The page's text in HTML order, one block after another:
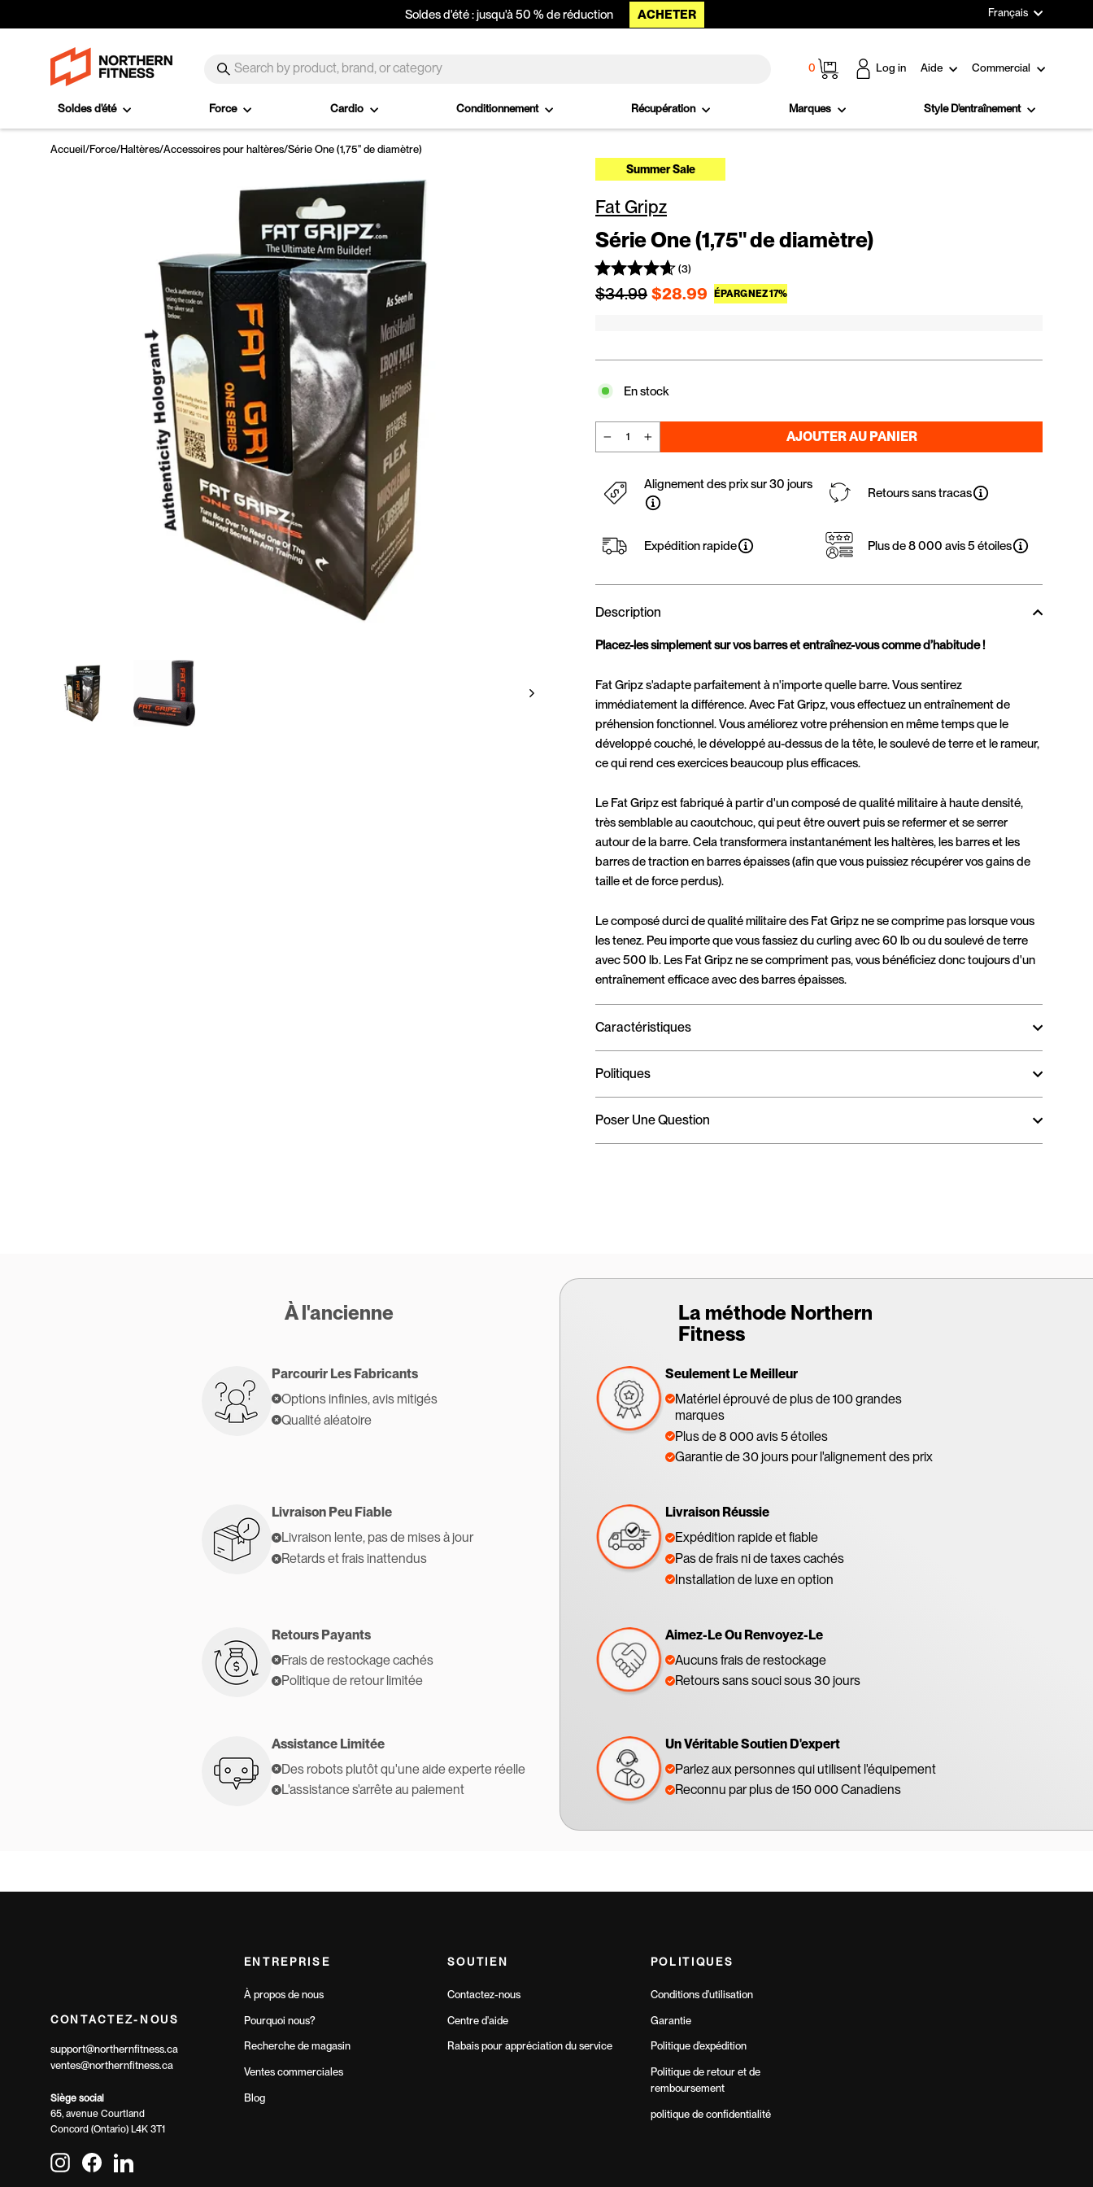
Soldes d'été : jusqu'à 50 % de réduction ACHETER Langue
Français
Recherche 0 Panier Log in Aide Commercial
Soldes d'été Force Cardio Conditionnement Récupération Marques Style D'entraînement
Accueil/Force/Haltères/Accessoires pour haltères/Série One (1,75" de diamètre)
Summer Sale
Fat Gripz
Série One (1,75" de diamètre)
(3)
Prix régulier
$34.99 $28.99 ÉPARGNEZ 17%Prix réduit
En stock
AJOUTER AU PANIER
Alignement des prix sur 30 jours
Expédition rapide
Retours sans tracas
Plus de 8 000 avis 5 étoiles
Description
Placez-les simplement sur vos barres et entraînez-vous comme d’habitude !
Fat Gripz s'adapte parfaitement à n'importe quelle barre. Vous sentirez
immédiatement la différence. Avec Fat Gripz, vous effectuez un entraînement de
préhension fonctionnel. Vous améliorez votre préhension en même temps que le
développé couché, le développé au-dessus de la tête, le soulevé de terre et le rameur,
ce qui rend ces exercices beaucoup plus efficaces.
Le Fat Gripz est fabriqué à partir d'un composé de qualité militaire à haute densité,
très semblable au caoutchouc, qui peut être ouvert puis se refermer et se serrer
autour de la barre. Cela transformera instantanément les haltères, les barres et les
barres de traction en barres épaisses (afin que vous puissiez récupérer vos gains de
taille et de force perdus).
Le composé durci de qualité militaire des Fat Gripz ne se comprime pas lorsque vous
les tenez. Peu importe que vous fassiez du curling avec 60 lb ou du soulevé de terre
avec 500 lb. Les Fat Gripz ne se compriment pas, vous bénéficiez donc toujours d'un
entraînement efficace avec des barres épaisses.
Caractéristiques
Politiques
Poser Une Question
À l'ancienne
La méthode Northern
Fitness
Parcourir Les Fabricants
Options infinies, avis mitigés
Qualité aléatoire
Seulement Le Meilleur
Matériel éprouvé de plus de 100 grandes
marques
Plus de 8 000 avis 5 étoiles
Garantie de 30 jours pour l'alignement des prix
Livraison Peu Fiable
Livraison lente, pas de mises à jour
Retards et frais inattendus
Livraison Réussie
Expédition rapide et fiable
Pas de frais ni de taxes cachés
Installation de luxe en option
Retours Payants
Frais de restockage cachés
Politique de retour limitée
Aimez-Le Ou Renvoyez-Le
Aucuns frais de restockage
Retours sans souci sous 30 jours
Assistance Limitée
Des robots plutôt qu'une aide experte réelle
L'assistance s'arrête au paiement
Un Véritable Soutien D'expert
Parlez aux personnes qui utilisent l'équipement
Reconnu par plus de 150 000 Canadiens
CONTACTEZ-NOUS
support@northernfitness.ca
ventes@northernfitness.ca
Siège social
65, avenue Courtland
Concord (Ontario) L4K 3T1
InstagramFacebookLinkedIn
ENTREPRISE
À propos de nous
Pourquoi nous?
Recherche de magasin
Ventes commerciales
Blog
SOUTIEN
Contactez-nous
Centre d'aide
Rabais pour appréciation du service
POLITIQUES
Conditions d'utilisation
Garantie
Politique d'expédition
Politique de retour et de
remboursement
politique de confidentialité